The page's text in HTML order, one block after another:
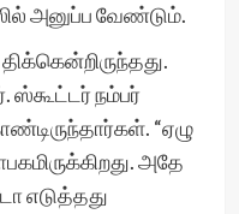
அனுப்ப வேண்டும்.
ஸ்கூட்டர் நம்பர்
“ஏழு
அதே
எடுத்தது